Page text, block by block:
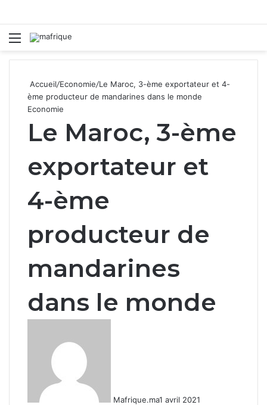
Menu
Accueil/Economie/Le Maroc, 3-ème exportateur et 4-
ème producteur de mandarines dans le monde
Economie
Le Maroc, 3-ème
exportateur et
4-ème
producteur de
mandarines
dans le monde
Mafrique.ma1 avril 2021